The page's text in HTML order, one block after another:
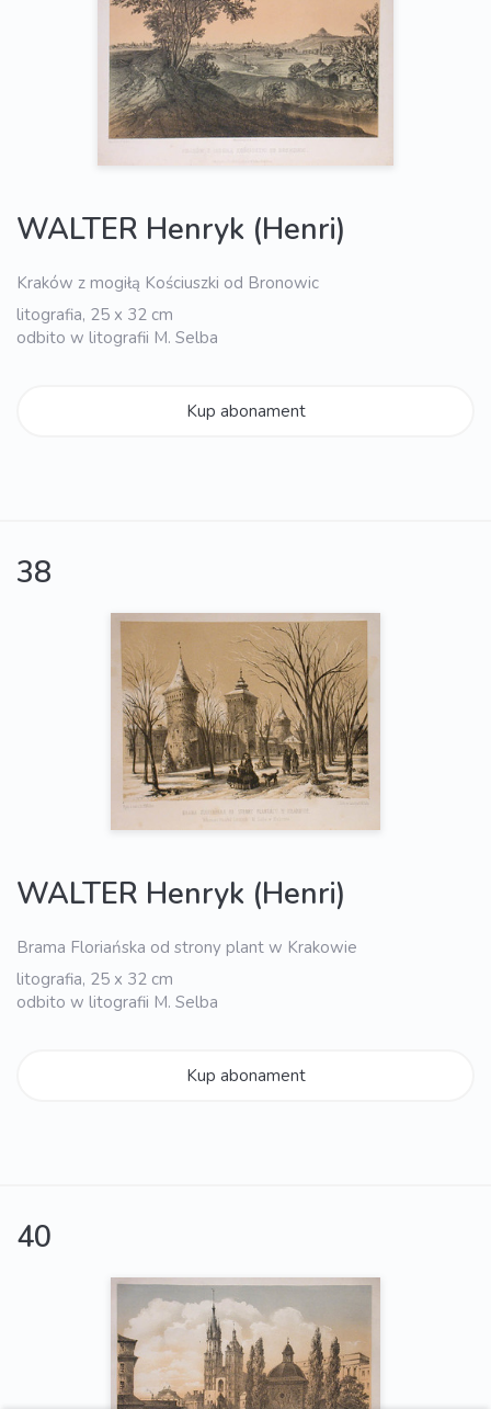
WALTER Henryk (Henri)
Kraków z mogiłą Kościuszki od Bronowic
litografia, 25 x 32 cm
odbito w litografii M. Selba
Kup abonament
38
WALTER Henryk (Henri)
Brama Floriańska od strony plant w Krakowie
litografia, 25 x 32 cm
odbito w litografii M. Selba
Kup abonament
40